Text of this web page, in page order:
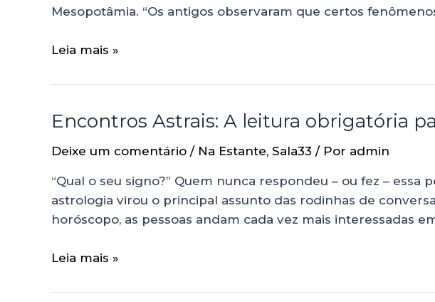
Mesopotâmia. “Os antigos observaram que certos
Leia mais »
Encontros Astrais: A leitura obrigatória
Deixe um comentário / Na Estante, Sala33 / Por admin
“Qual o seu signo?” Quem nunca respondeu – ou fez –
astrologia virou o principal assunto das rodinhas de
horóscopo, as pessoas andam cada vez mais interessadas
Leia mais »